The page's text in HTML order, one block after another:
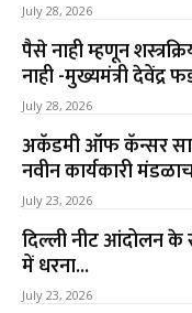
July 28, 2026
पैसे नाही म्हणून
नाही -मुख्यमंत्री देवेंद्र
July 28, 2026
अकॅडमी ऑफ कॅन्सर
नवीन कार्यकारी
July 23, 2026
दिल्ली नीट आंदोलन के
में धरना...
July 23, 2026